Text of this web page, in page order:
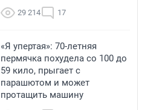
29 214 17
«Я упертая»: 70-летняя
пермячка похудела со 100 до
59 кило, прыгает с
парашютом и может
протащить машину